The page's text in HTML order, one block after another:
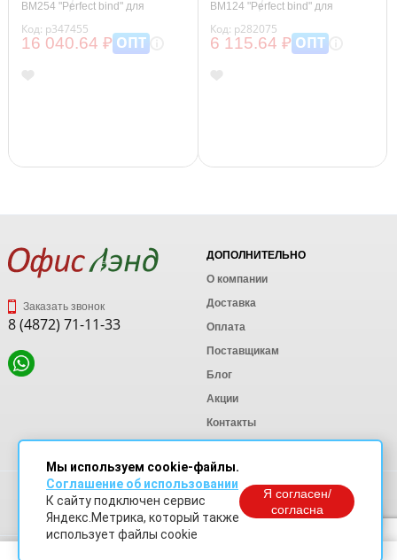
BM254 "Perfect bind" для
25л., сшивает 500л.
Код: р347455
16 040.64 ₽ ОПТ
BM124 "Perfect bind" для
12л., сшивает 450л.
Код: р282075
6 115.64 ₽ ОПТ
Заказать звонок
8 (4872) 71-11-33
ДОПОЛНИТЕЛЬНО
О компании
Доставка
Оплата
Поставщикам
Блог
Акции
Контакты
Политика конфиденциальности
Согласие на обработку персональных данных
Согласие на обработку данных Яндекс Метрика
Мы используем cookie-файлы.
Соглашение об использовании
К сайту подключен сервис
Яндекс.Метрика, который также
использует файлы cookie
Я согласен/
согласна